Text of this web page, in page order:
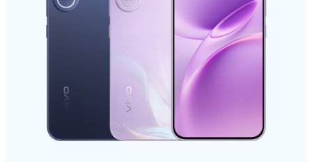
España | Seleccione país/región